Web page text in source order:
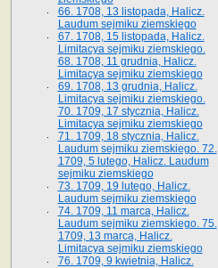
66. 1708, 13 listopada, Halicz.
Laudum sejmiku ziemskiego
67. 1708, 15 listopada, Halicz.
Limitacya sejmiku ziemskiego.
68. 1708, 11 grudnia, Halicz.
Limitacya sejmiku ziemskiego
69. 1708, 13 grudnia, Halicz.
Limitacya sejmiku ziemskiego.
70. 1709, 17 stycznia, Halicz.
Limitacya sejmiku ziemskiego
71. 1709, 18 stycznia, Halicz.
Laudum sejmiku ziemskiego. 72.
1709, 5 lutego, Halicz. Laudum
sejmiku ziemskiego
73. 1709, 19 lutego, Halicz.
Laudum sejmiku ziemskiego
74. 1709, 11 marca, Halicz.
Laudum sejmiku ziemskiego. 75.
1709, 13 marca, Halicz.
Limitacya sejmiku ziemskiego
76. 1709, 9 kwietnia, Halicz.